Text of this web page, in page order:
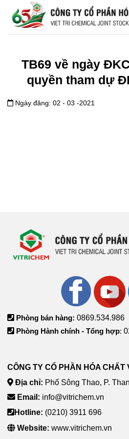
đến
TB69 về ngày
quyền tham dự
Ngày đăng: 02 - 03 -2021
Phòng bán hàng: 0869.534.986
Phòng Hành chính - Tổng hợp:
CÔNG TY CỔ PHẦN HÓA CHẤT
Địa chỉ: Phố Sông Thao, P.
Email: info@vitrichem.vn
Hotline: (0210) 3911 696
Website: www.vitrichem.vn